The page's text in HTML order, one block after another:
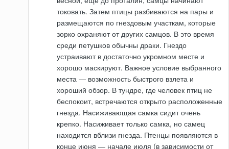
токовать. Затем птицы разбиваются на пары и
размещаются по гнездовым участкам, которые
зорко охраняют от других самцов. В это время
среди петушков обычны драки. Гнездо
устраивают в достаточно укромном месте и
хорошо маскируют. Важное условие выбранного
места — возможность быстрого взлета и
хороший обзор. В тундре, где человек птиц не
беспокоит, встречаются открыто расположенные
гнезда. Насиживающая самка сидит очень
крепко. Насиживает только самка, но самец
находится вблизи гнезда. Птенцы появляются в
конце июня — начале июля (в зависимости от